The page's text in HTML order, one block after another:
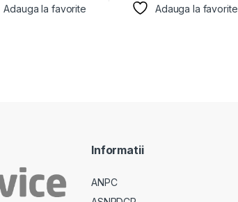
Adauga la favorite Adauga la favorite
Informatii
ANPC